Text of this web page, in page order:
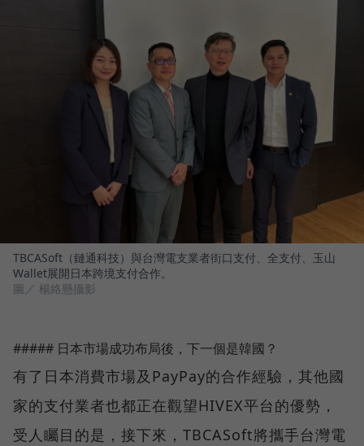
TBCASoft（鏈通科技）與台灣電支業者街口支付、全支付、玉山
Wallet展開日本跨境支付合作。
圖／ 楊絡懸攝影
##### 日本市場成功布局後，下一個是韓國？
有了日本消費市場及PayPay的合作經驗，其他國
家的支付業者也都正在觀望HIVEX平台的優勢，
受人矚目的是，接下來，TBCASoft將攜手台灣電